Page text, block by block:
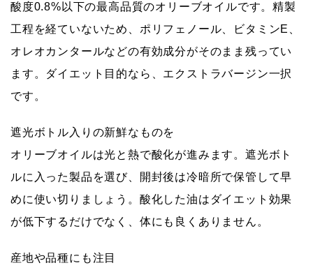
酸度0.8%以下の最高品質のオリーブオイルです。精製
工程を経ていないため、ポリフェノール、ビタミンE、
オレオカンタールなどの有効成分がそのまま残ってい
ます。ダイエット目的なら、エクストラバージン一択
です。
遮光ボトル入りの新鮮なものを
オリーブオイルは光と熱で酸化が進みます。遮光ボト
ルに入った製品を選び、開封後は冷暗所で保管して早
めに使い切りましょう。酸化した油はダイエット効果
が低下するだけでなく、体にも良くありません。
産地や品種にも注目